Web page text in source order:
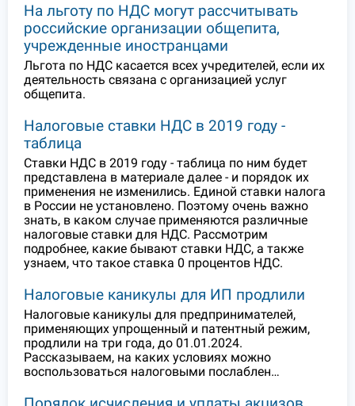
На льготу по НДС могут рассчитывать
российские организации общепита,
учрежденные иностранцами
Льгота по НДС касается всех учредителей, если их
деятельность связана с организацией услуг
общепита.
Налоговые ставки НДС в 2019 году -
таблица
Ставки НДС в 2019 году - таблица по ним будет
представлена в материале далее - и порядок их
применения не изменились. Единой ставки налога
в России не установлено. Поэтому очень важно
знать, в каком случае применяются различные
налоговые ставки для НДС. Рассмотрим
подробнее, какие бывают ставки НДС, а также
узнаем, что такое ставка 0 процентов НДС.
Налоговые каникулы для ИП продлили
Налоговые каникулы для предпринимателей,
применяющих упрощенный и патентный режим,
продлили на три года, до 01.01.2024.
Рассказываем, на каких условиях можно
воспользоваться налоговыми послаблен…